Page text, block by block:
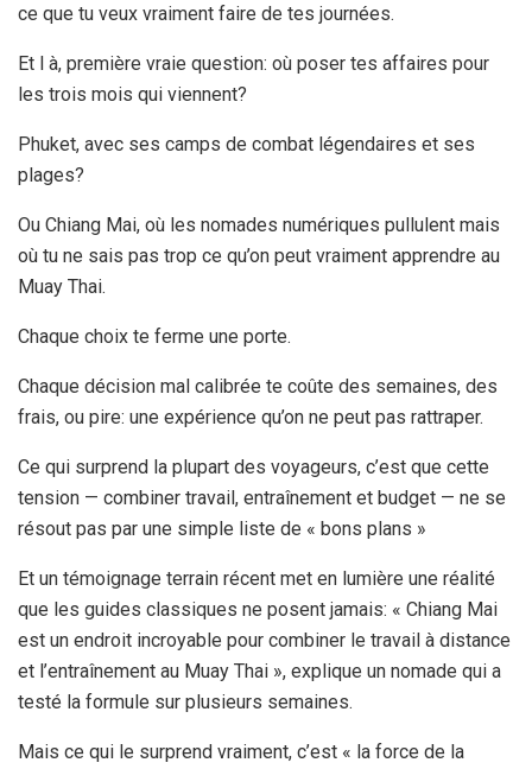
ce que tu veux vraiment faire de tes journées.
Et l à, première vraie question: où poser tes affaires pour
les trois mois qui viennent?
Phuket, avec ses camps de combat légendaires et ses
plages?
Ou Chiang Mai, où les nomades numériques pullulent mais
où tu ne sais pas trop ce qu’on peut vraiment apprendre au
Muay Thai.
Chaque choix te ferme une porte.
Chaque décision mal calibrée te coûte des semaines, des
frais, ou pire: une expérience qu’on ne peut pas rattraper.
Ce qui surprend la plupart des voyageurs, c’est que cette
tension — combiner travail, entraînement et budget — ne se
résout pas par une simple liste de « bons plans »
Et un témoignage terrain récent met en lumière une réalité
que les guides classiques ne posent jamais: « Chiang Mai
est un endroit incroyable pour combiner le travail à distance
et l’entraînement au Muay Thai », explique un nomade qui a
testé la formule sur plusieurs semaines.
Mais ce qui le surprend vraiment, c’est « la force de la